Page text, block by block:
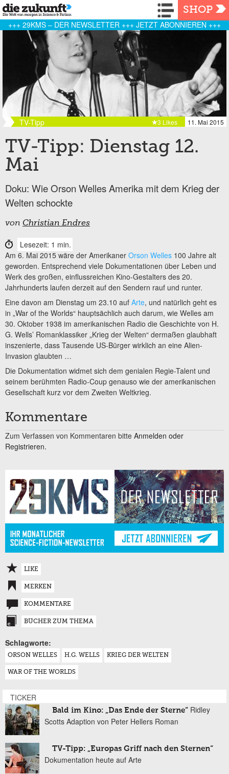
Navigation
SHOP
+++ 29KMS – DER NEWSLETTER +++ JETZT ABONNIEREN +++
TV-Tipp 11. Mai 2015
3 Likes
TV-Tipp: Dienstag 12.
Mai
Doku: Wie Orson Welles Amerika mit dem Krieg der
Welten schockte
von Christian Endres
Lesezeit: 1 min.
Am 6. Mai 2015 wäre der Amerikaner Orson Welles 100 Jahre alt
geworden. Entsprechend viele Dokumentationen über Leben und
Werk des großen, einflussreichen Kino-Gestalters des 20.
Jahrhunderts laufen derzeit auf den Sendern rauf und runter.
Eine davon am Dienstag um 23.10 auf Arte, und natürlich geht es
in „War of the Worlds“ hauptsächlich auch darum, wie Welles am
30. Oktober 1938 im amerikanischen Radio die Geschichte von H.
G. Wells’ Romanklassiker „Krieg der Welten“ dermaßen glaubhaft
inszenierte, dass Tausende US-Bürger wirklich an eine Alien-
Invasion glaubten …
Die Dokumentation widmet sich dem genialen Regie-Talent und
seinem berühmten Radio-Coup genauso wie der amerikanischen
Gesellschaft kurz vor dem Zweiten Weltkrieg.
Kommentare
Zum Verfassen von Kommentaren bitte Anmelden oder
Registrieren.
LIKE
MERKEN
KOMMENTARE
BÜCHER ZUM THEMA
Schlagworte:
ORSON WELLES H.G. WELLS KRIEG DER WELTEN
WAR OF THE WORLDS
TICKER
Bald im Kino: „Das Ende der Sterne“ Ridley
Scotts Adaption von Peter Hellers Roman
TV-Tipp: „Europas Griff nach den Sternen“
Dokumentation heute auf Arte